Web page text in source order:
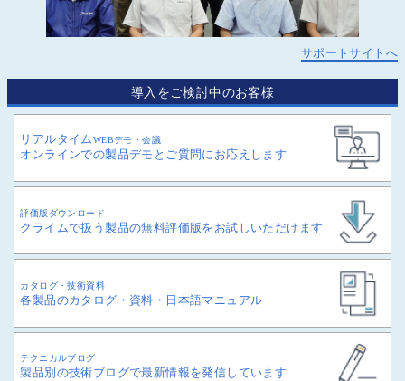
サポートサイトへ
導入をご検討中のお客様
リアルタイムWEBデモ・会議
オンラインでの製品デモとご質問にお応えします
評価版ダウンロード
クライムで扱う製品の無料評価版をお試しいただけます
カタログ・技術資料
各製品のカタログ・資料・日本語マニュアル
テクニカルブログ
製品別の技術ブログで最新情報を発信しています